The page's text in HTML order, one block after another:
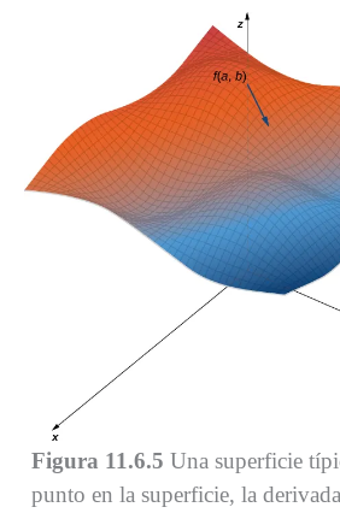
Figura 11.6.5 Una superficie
punto en la superficie, la